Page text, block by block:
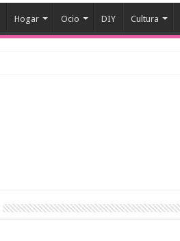
Hogar Ocio DIY Cultura